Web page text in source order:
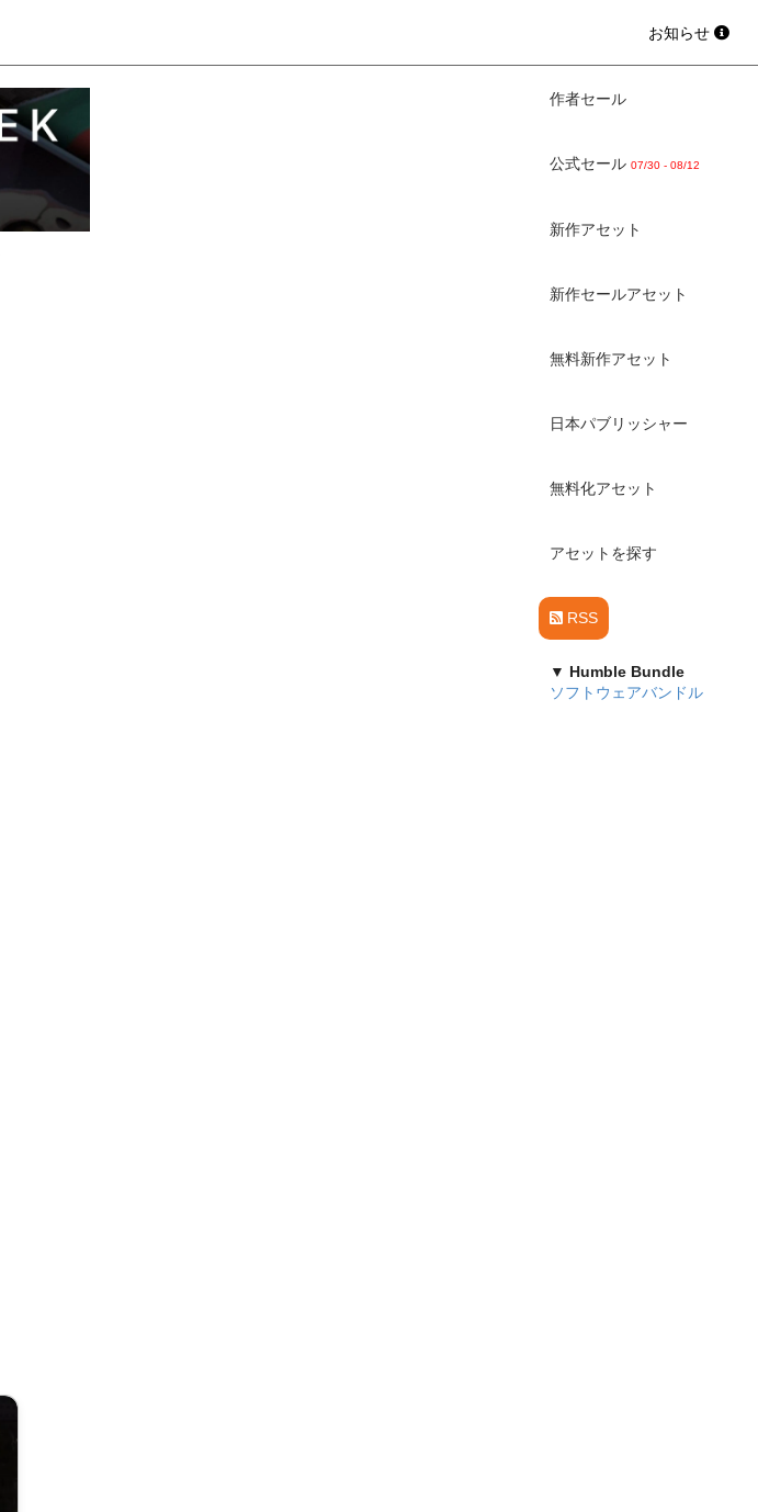
お知らせ
作者セール
公式セール 07/30 - 08/12
新作アセット
新作セールアセット
無料新作アセット
日本パブリッシャー
無料化アセット
アセットを探す
RSS
▼ Humble Bundle
ソフトウェアバンドル